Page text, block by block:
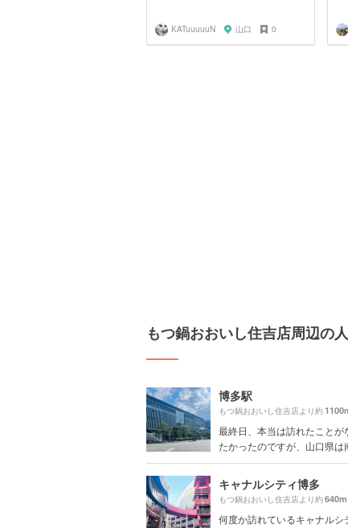
KATuuuuuN 山口 0
もつ鍋おおいし住吉店周辺の
博多駅
もつ鍋おおいし住吉店より約
最終日、本当は訪れたことが
たかったのですが、山口県は
キャナルシティ博多
もつ鍋おおいし住吉店より約640m
何度か訪れているキャナルシ